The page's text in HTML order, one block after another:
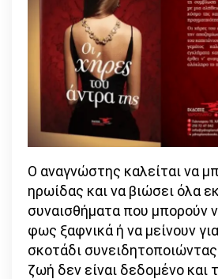
Ο αναγνώστης καλείται να
ηρωίδας και να βιώσει όλα
συναισθήματα που μπορούν
φως ξαφνικά ή να μείνουν
σκοτάδι
ζωή δεν είναι δεδομένο και